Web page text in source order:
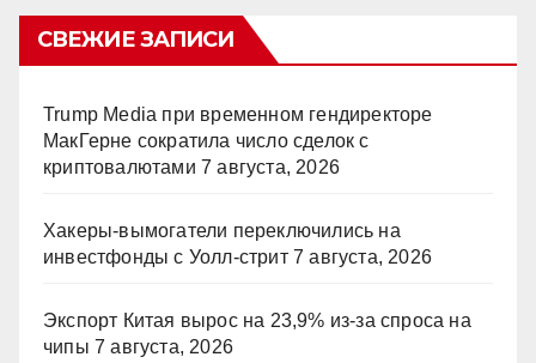
СВЕЖИЕ ЗАПИСИ
Trump Media при временном гендиректоре
МакГерне сократила число сделок с
криптовалютами 7 августа, 2026
Хакеры-вымогатели переключились на
инвестфонды с Уолл-стрит 7 августа, 2026
Экспорт Китая вырос на 23,9% из-за спроса на
чипы 7 августа, 2026